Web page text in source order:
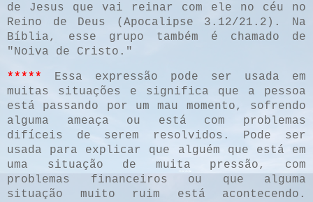
de Jesus que vai reinar com ele no céu no
Reino de Deus (Apocalipse 3.12/21.2). Na
Bíblia, esse grupo também é chamado de
"Noiva de Cristo."
*****
Essa expressão pode ser usada em
muitas situações e significa que a pessoa
está passando por um mau momento, sofrendo
alguma ameaça ou está com problemas
difíceis de serem resolvidos. Pode ser
usada para explicar que alguém que está em
uma situação de muita pressão, com
problemas financeiros ou que alguma
situação muito ruim está acontecendo.